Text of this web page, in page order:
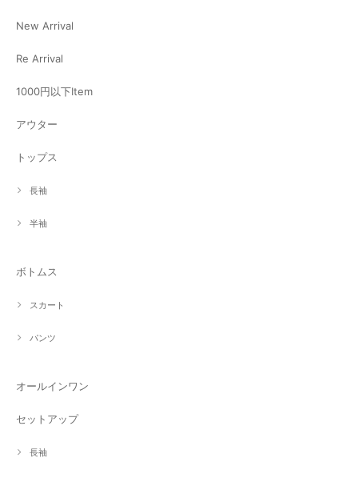
New Arrival
Re Arrival
1000円以下Item
アウター
トップス
長袖
半袖
ボトムス
スカート
パンツ
オールインワン
セットアップ
長袖